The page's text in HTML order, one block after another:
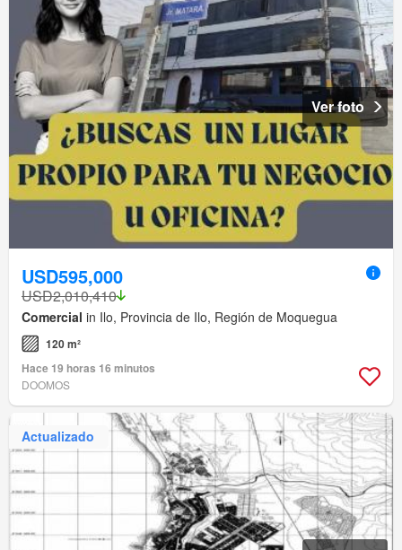
Ver foto
USD595,000
USD2,010,410
Comercial in Ilo, Provincia de Ilo, Región de Moquegua
120 m²
Hace 19 horas 16 minutos
DOOMOS
Actualizado